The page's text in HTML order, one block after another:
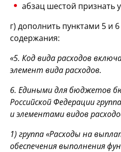
абзац шестой признать
г) дополнить пунктами 5 и
содержания:
«5. Код вида расходов
элемент вида расходов.
6. Едиными для бюджетов
Российской Федерации
и элементами видов
1) группа «Расходы на
обеспечения выполнения